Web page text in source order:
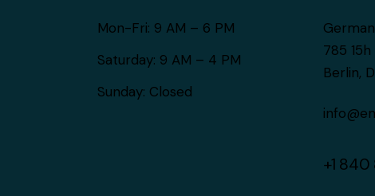
Mon-Fri: 9 AM – 6 PM
Saturday: 9 AM – 4 PM
Sunday: Closed
785
Berlin,
+1 840